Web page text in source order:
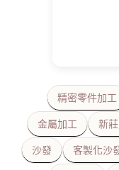
精密零件加工
金屬加工 新
沙發 客製化沙